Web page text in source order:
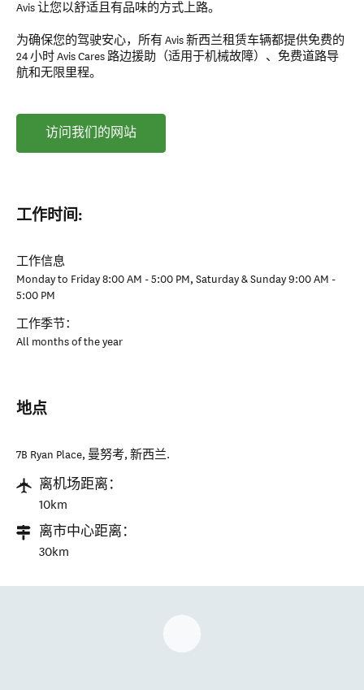
Avis 让您以舒适且有品味的方式上路。
为确保您的驾驶安心，所有 Avis 新西兰租赁车辆都提供免费的
24 小时 Avis Cares 路边援助（适用于机械故障）、免费道路导
航和无限里程。
访问我们的网站
工作时间:
工作信息
Monday to Friday 8:00 AM - 5:00 PM, Saturday & Sunday 9:00 AM -
5:00 PM
工作季节：
All months of the year
地点
7B Ryan Place, 曼努考, 新西兰.
离机场距离：
10km
离市中心距离：
30km